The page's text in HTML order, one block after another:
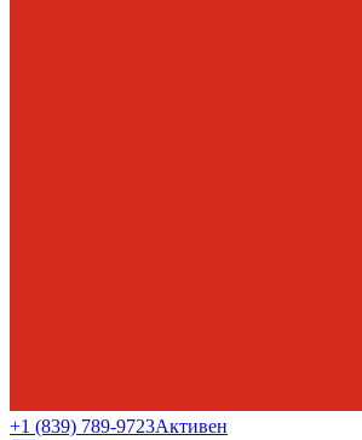
+1 (839) 789-9723Активен